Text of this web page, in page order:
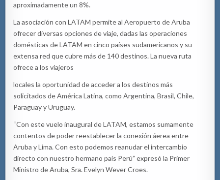
aproximadamente un 8%.
La asociación con LATAM permite al Aeropuerto de Aruba
ofrecer diversas opciones de viaje, dadas las operaciones
domésticas de LATAM en cinco países sudamericanos y su
extensa red que cubre más de 140 destinos. La nueva ruta
ofrece a los viajeros
locales la oportunidad de acceder a los destinos más
solicitados de América Latina, como Argentina, Brasil, Chile,
Paraguay y Uruguay.
“Con este vuelo inaugural de LATAM, estamos sumamente
contentos de poder reestablecer la conexión áerea entre
Aruba y Lima. Con esto podemos reanudar el intercambio
directo con nuestro hermano país Perú” expresó la Primer
Ministro de Aruba, Sra. Evelyn Wever Croes.